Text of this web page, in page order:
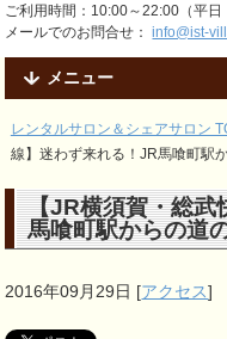
ご利用時間：10:00～22:00（平日
メールでのお問合せ：info@ist-
メニュー
レンタルサロン＆シェアサロン
線】迷わず来れる！JR馬喰町駅
【JR横須賀・総武
馬喰町駅からの道
2016年09月29日 [アクセス]